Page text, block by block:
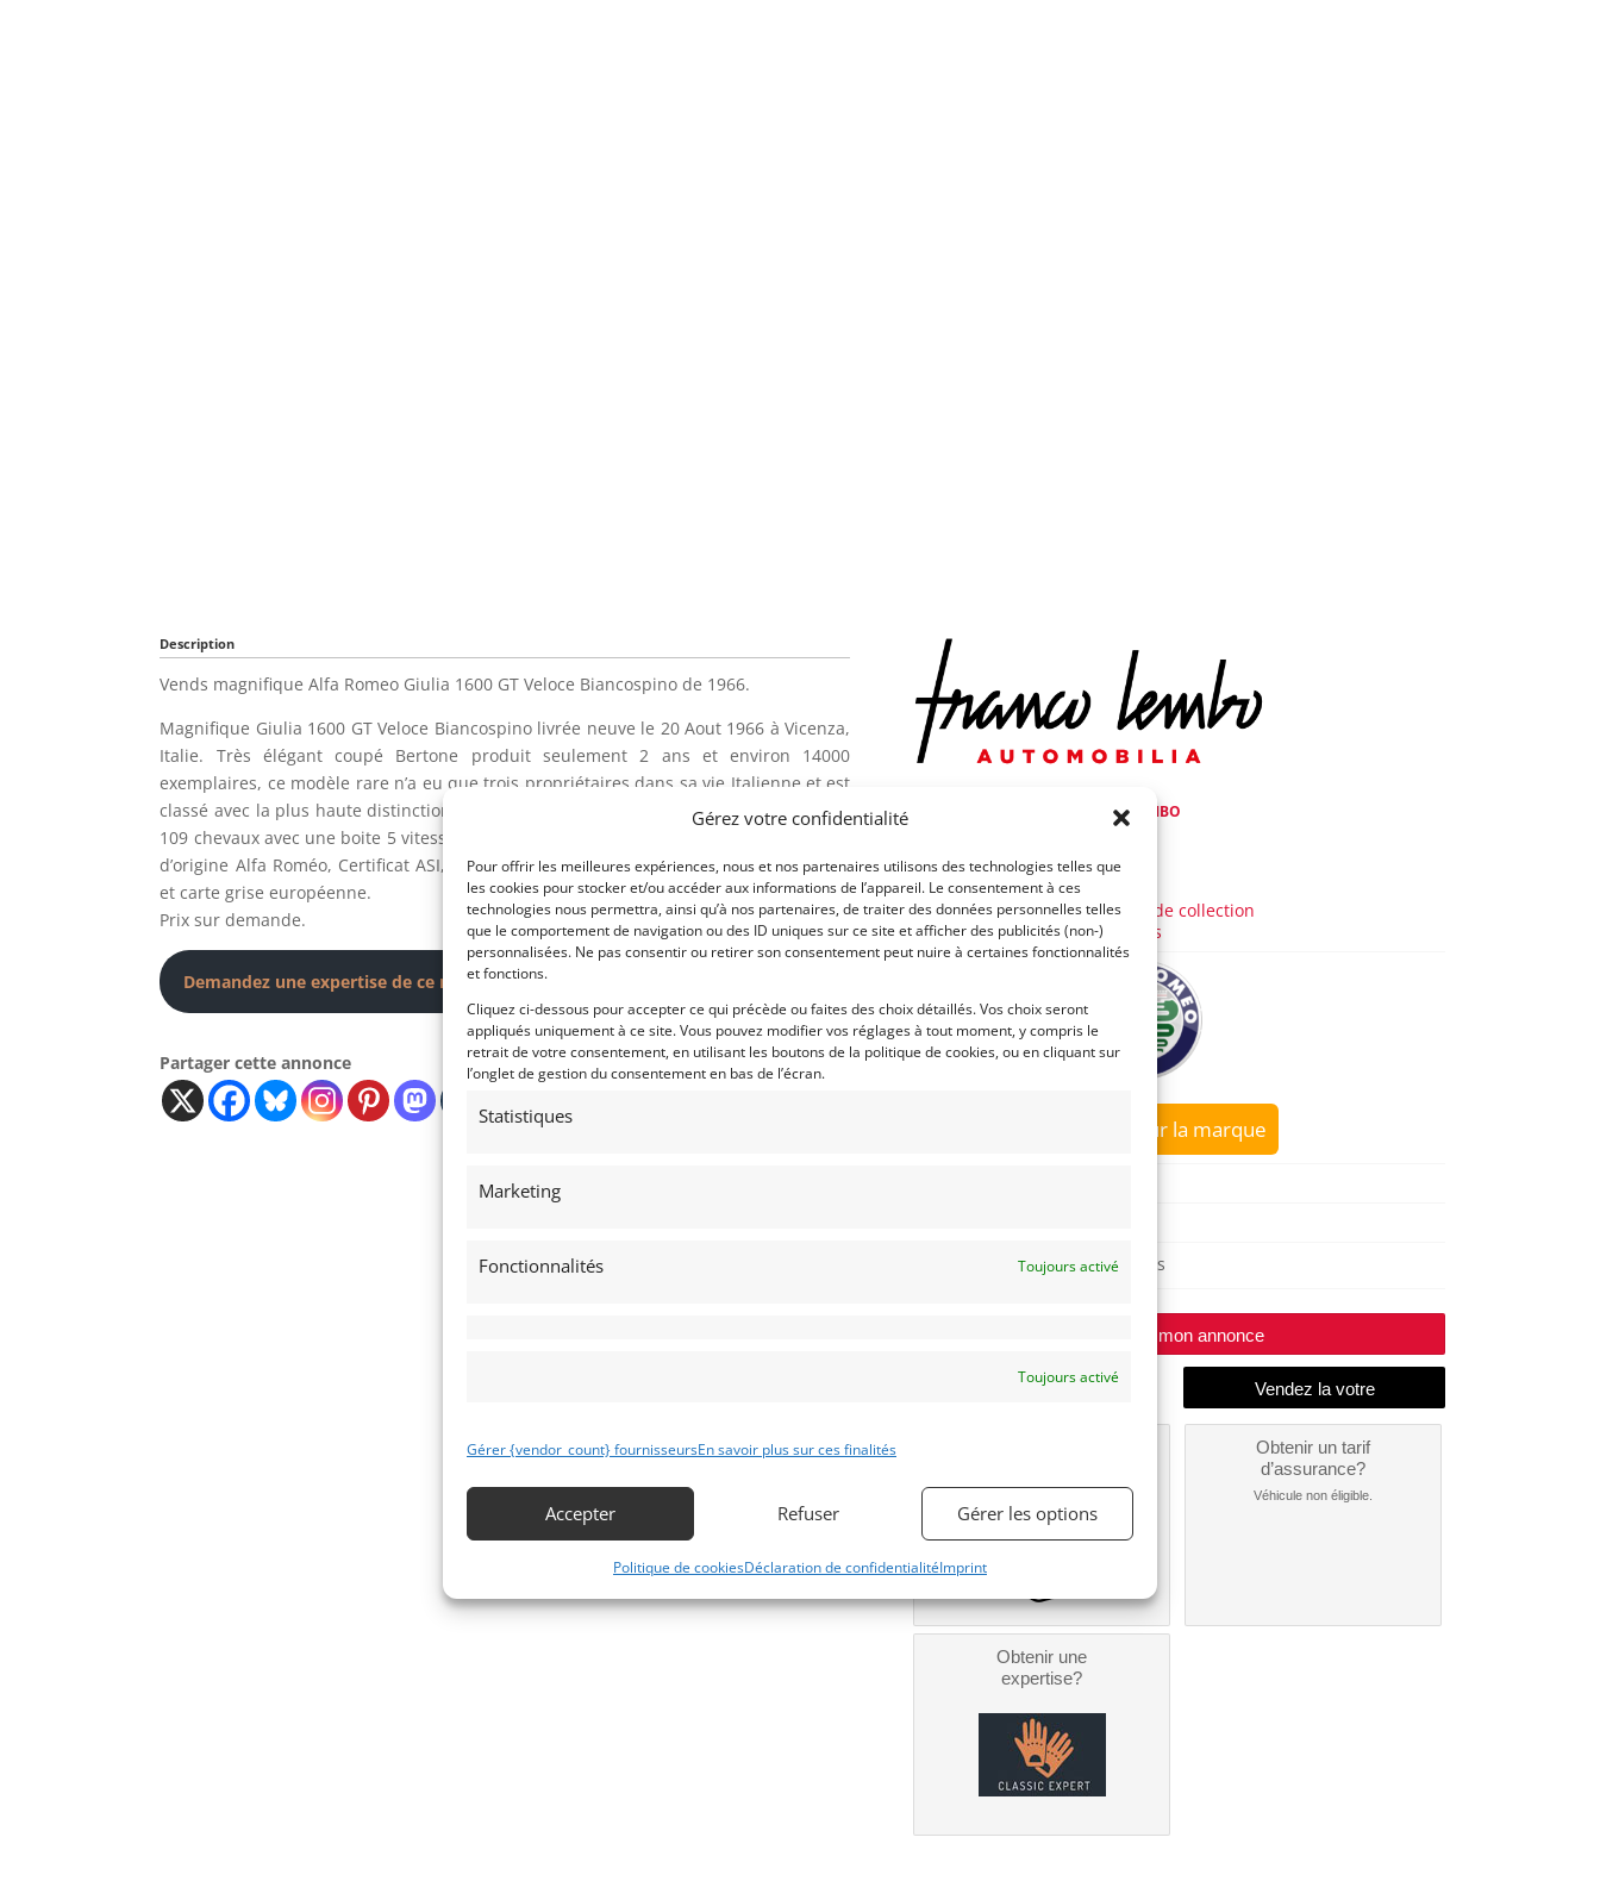
Gérez votre confidentialité
Pour offrir les meilleures expériences, nous et nos partenaires utilisons des technologies telles que
les cookies pour stocker et/ou accéder aux informations de l’appareil. Le consentement à ces
technologies nous permettra, ainsi qu’à nos partenaires, de traiter des données personnelles telles
que le comportement de navigation ou des ID uniques sur ce site et afficher des publicités (non-)
personnalisées. Ne pas consentir ou retirer son consentement peut nuire à certaines fonctionnalités
et fonctions.
Cliquez ci-dessous pour accepter ce qui précède ou faites des choix détaillés. Vos choix seront
appliqués uniquement à ce site. Vous pouvez modifier vos réglages à tout moment, y compris le
retrait de votre consentement, en utilisant les boutons de la politique de cookies, ou en cliquant sur
l’onglet de gestion du consentement en bas de l’écran.
Statistiques
Marketing
Fonctionnalités Toujours activé
Toujours activé
Gérer {vendor_count} fournisseursEn savoir plus sur ces finalités
Accepter Refuser Gérer les options
Politique de cookiesDéclaration de confidentialitéImprint
Description
Vends magnifique Alfa Romeo Giulia 1600 GT Veloce Biancospino de 1966.
Magnifique Giulia 1600 GT Veloce Biancospino livrée neuve le 20 Aout 1966 à Vicenza,
Italie. Très élégant coupé Bertone produit seulement 2 ans et environ 14000
exemplaires, ce modèle rare n’a eu que trois propriétaires dans sa vie Italienne et est
classé avec la plus haute distinction de Targa Oro par l’Automotoclub Storico Italiano,
109 chevaux avec une boite 5 vitesses, le Graal de ces années là. Livrée avec Certificat
d’origine Alfa Roméo, Certificat ASI, contrôle technique vierge, expertise valeur agrée
et carte grise européenne.
Prix sur demande.
Demandez une expertise de ce modèle
Partager cette annonce
Franco LEMBO
Catégorie :
Voitures de collection
Italiennes
sur la marque
Reims
Modifier mon annonce
Bientôt disponible...
Obtenir un tarif
d’assurance?
Véhicule non éligible.
Obtenir une
expertise?